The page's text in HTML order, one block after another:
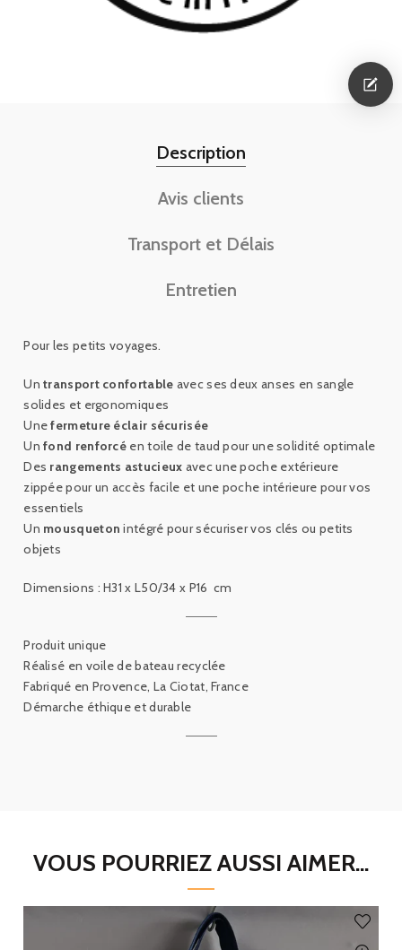
Description
Avis clients
Transport et Délais
Entretien
Pour les petits voyages.
Un transport confortable avec ses deux anses en sangle
solides et ergonomiques
Unefermeture éclair sécurisée
Un fond renforcé en toile de taud pour une solidité optimale
Des rangements astucieux avec une poche extérieure
zippée pour un accès facile et une poche intérieure pour vos
essentiels
Un mousqueton intégré pour sécuriser vos clés ou petits
objets
Dimensions :H31 x L50/34 x P16 cm
Produit unique
Réalisé en voile de bateau recyclée
Fabriqué en Provence, La Ciotat, France
Démarche éthique et durable
VOUS POURRIEZ AUSSI AIMER...